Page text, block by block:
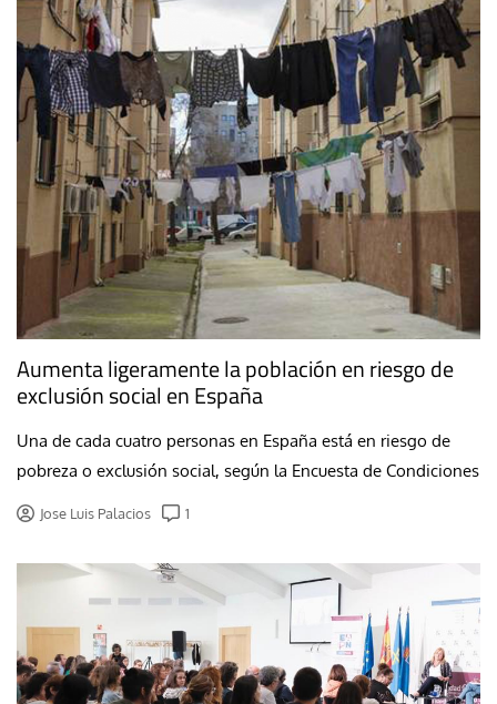
Aumenta ligeramente la población en riesgo de
exclusión social en España
Una de cada cuatro personas en España está en riesgo de
pobreza o exclusión social, según la Encuesta de Condiciones
Jose Luis Palacios 1